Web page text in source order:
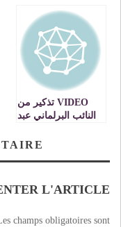
VIDEO تذكير من
النائب البرلماني عبد
الجزائر
L'ARTICLE
champs obligatoires sont